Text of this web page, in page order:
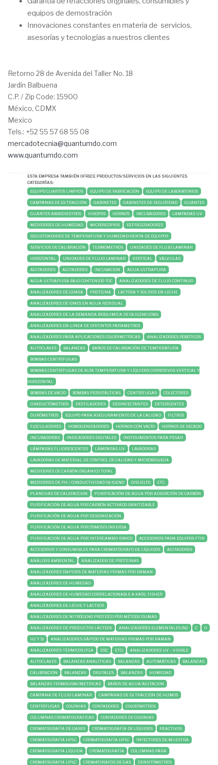
equipos de demostración
Innovaciones constantes en materia de servicios,
asesorías y tecnologías a nuestros clientes
Retorno 28 de Avenida del Taller No. 18
Jardín Balbuena
C.P. / Zip Code: 15900
México, CDMX
Mexico
Tels.: +52 55 57 68 55 08
mercadotecnia@quantumdo.com
www.quantumdo.com
ESTA EMPRESA TAMBIÉN OFRECE PRODUCTOS/SERVICIOS EN LAS SIGUIENTES
CATEGORÍAS:
EQUIPO CUARTOS LIMPIOS
EQUIPO DE FABRICACIÓN EQUIPO DE LABORATORIOS
CAMPANAS DE EXTRACCIÓN GABINETES GABINETES DE SEGURIDAD GUANTES
GUANTES AMBIDIESTROS HISOPOS HORNOS INCUBADORES LAMPARAS UV
MEDIDORES DE HUMEDAD MICROSCOPIOS REFRIGERADORES
REGISTRADORES DE TEMPERATURA Y HUMEDAD/RENTA DE EQUIPOS
SERVICIOS DE CALIBRACIÓN TERMÓMETROS UNIDADES DE FLUJO LAMINAR
HORIZONTAL UNIDADES DE FLUJO LAMINAR VERTICAL VÁLVULAS
AGITADORES AGITADORES INCUBACION AGUA ULTRAPURA
AGUA ULTRAPURA BAJO CONTENIDO TOC ANALIZADORES DE FLUJO CONTINUO
ANALIZADORES DE GRASA PROTEINA LACTOSA Y SOLIDOS EN LECHE
ANALIZADORES DE IONES EN AGUA RESIDUAL
ANALIZADORES DE LA DEMANDA BIOQUIMICA DE OXIGENO (DBO)
ANALIZADORES EN-LINEA DE DISTINTOS PARAMETROS
ANALIZADORES PARA APLICACIONES COLORIMETRICAS ANALIZADORES ROBOTICOS
AUTOCLAVES BALANZAS BAÑOS DE CALIBRACIÓN DE TEMPERATURA
BOMBAS CENTRÍFUGAS
BOMBAS CENTRÍFUGAS DE ALTA TEMPERATURA Y LÍQUIDOS CORROSIVOS VERTICAL Y
HORIZONTAL
BOMBAS DE VACÍO BOMBAS PERISTÁLTICAS CENTRÍFUGAS COLECTORES
CONDUCTÓMETROS DESTILADORES DESINFECTANTES DETERGENTES
DURÓMETROS EQUIPO PARA ASEGURAMIENTO DE LA CALIDAD FILTROS
FLOCULADORES HOMOGENIZADORES HORNOS CON VACÍO HORNOS DE SECADO
INCUBADORAS INDICADORES DIGITALES INSTRUMENTOS PARA PESAR
LÁMPARAS FLUORESCENTES LÁMPARAS UV LAVADORAS
LAVADORAS DE MATERIAL DE CONTROL DE CALIDAD Y MICROBIOLOGÍA
MEDIDORES DE CARBÓN ORGÁNICO TOTAL
MEDIDORES DE PH / CONDUCTIVIDAD OXIGENO DISUELTO ETC.
PLANCHAS DE CALEFACCION PURIFICACIÓN DE AGUA POR ADSORCIÓN DE CARBÓN
PURIFICACIÓN DE AGUA POR CARBÓN ACTIVADO SANITIZABLE
PURIFICACIÓN DE AGUA POR DESIONIZACIÓN
PURIFICACIÓN DE AGUA POR ÓSMOSIS INVERSA
PURIFICACION DE AGUA POR INTERCAMBIO IONICO ACCESORIOS PARA EQUIPOS FTIR
ACCESORIOS Y CONSUMIBLES PARA CROMATÓGRAFO DE LÍQUIDOS AGITADORES
ANÁLISIS AMBIENTAL ANALIZADOR DE PROTEINAS
ANALIZADORES RAPIDOS DE MATERIAS PRIMAS POR RAMAN
ANALIZADORES DE HUMEDAD
ANALIZADORES DE HUMEDAD CORRELACIONABLE A KARL FISHER
ANALIZADORES DE LECHE Y LACTEOS
ANALIZADORES DE NITRÓGENO PROTEÍCO POR MÉTODO DUMAS
ANALIZADORES DE PRODUCTOS LÁCTEOS ANALIZADORES ELEMENTALES (N2 C O
H2 Y S) ANALIZADORES RÁPIDO DE MATERIAS PRIMAS POR RAMAN
ANALIZADORES TÉRMICOS (TGA DSC ETC) ANALIZADORES UV – VISIBLE
AUTOCLAVES BALANZAS ANALÍTICAS BALANZAS AUTOMÁTICAS BALANZAS
CALIBRACIÓN BALANZAS DIGITALES BALANZAS HUMEDAD
BALANZAS TERMOGRAVIMETRICAS BAÑOS DE AGUA/AGITACION
CAMPANA DE FLUJO LAMINAR CAMPANAS DE EXTRACCIÓN DE HUMOS
CENTRÍFUGAS COLONIAS CONTADORES COLORÍMETROS
COLUMNAS CROMATOGRAFICAS CONTADORES DE COLONIAS
CROMATOGRAFÍA DE GASES CROMATOGRAFÍA DE LÍQUIDOS REACTIVOS
CROMATOGRAFÍA HPLC CROMATOGRAFÍA HPLC INYECTORES DE MUESTRA
CROMATOGRAFÍA LÍQUIDA CROMATOGRAFÍA COLUMNAS PARA
CROMATOGRAFÍA UPLC CROMATORAFOS DE GAS DENSITÓMETROS